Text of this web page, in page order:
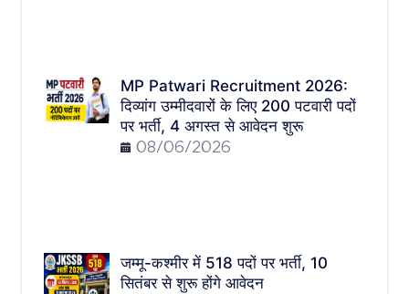
MP Patwari Recruitment 2026:
दिव्यांग उम्मीदवारों के लिए 200 पटवारी पदों
पर भर्ती, 4 अगस्त से आवेदन शुरू
08/06/2026
जम्मू-कश्मीर में 518 पदों पर भर्ती, 10
सितंबर से शुरू होंगे आवेदन